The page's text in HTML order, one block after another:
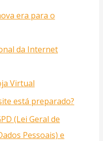
era para o
da Internet
Virtual
está preparado?
(Lei Geral de
Pessoais) e